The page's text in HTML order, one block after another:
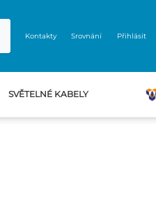
Kontakty Srovnání Přihlásit
SVĚTELNÉ KABELY